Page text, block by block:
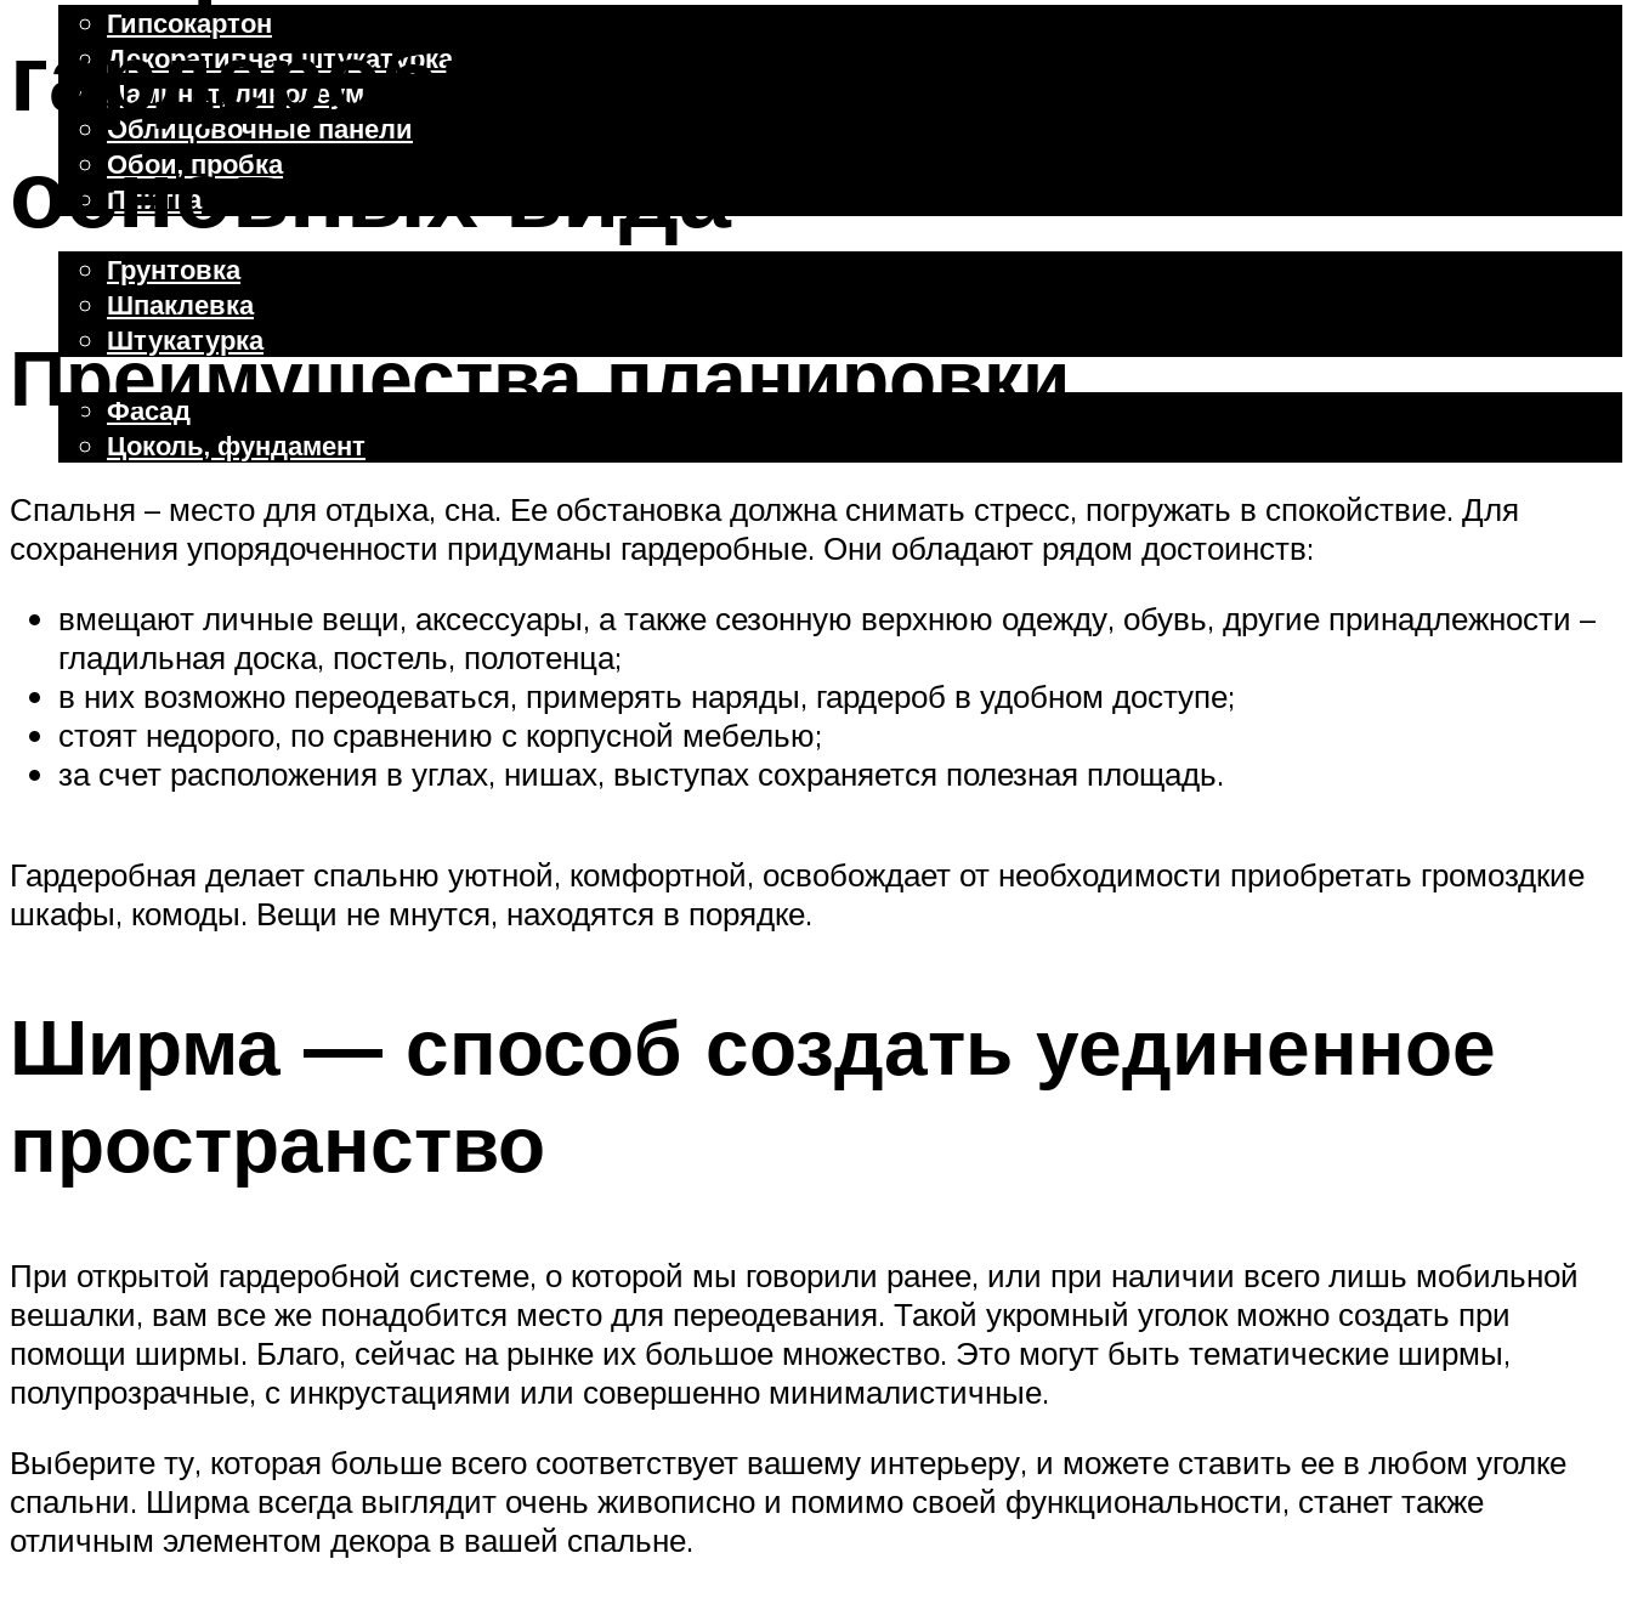
Гипсокартон
Декоративная штукатурка
Ламинат, линолеум
Облицовочные панели
Обои, пробка
Плитка
Отделочные работы
Грунтовка
Шпаклевка
Штукатурка
Внешняя отделка
Фасад
Цоколь, фундамент
Меню
гардеробная в спальне: 3
основных вида
Преимущества планировки
Спальня – место для отдыха, сна. Ее обстановка должна снимать стресс, погружать в спокойствие. Для
сохранения упорядоченности придуманы гардеробные. Они обладают рядом достоинств:
вмещают личные вещи, аксессуары, а также сезонную верхнюю одежду, обувь, другие принадлежности –
гладильная доска, постель, полотенца;
в них возможно переодеваться, примерять наряды, гардероб в удобном доступе;
стоят недорого, по сравнению с корпусной мебелью;
за счет расположения в углах, нишах, выступах сохраняется полезная площадь.
Гардеробная делает спальню уютной, комфортной, освобождает от необходимости приобретать громоздкие
шкафы, комоды. Вещи не мнутся, находятся в порядке.
Ширма — способ создать уединенное
пространство
При открытой гардеробной системе, о которой мы говорили ранее, или при наличии всего лишь мобильной
вешалки, вам все же понадобится место для переодевания. Такой укромный уголок можно создать при
помощи ширмы. Благо, сейчас на рынке их большое множество. Это могут быть тематические ширмы,
полупрозрачные, с инкрустациями или совершенно минималистичные.
Выберите ту, которая больше всего соответствует вашему интерьеру, и можете ставить ее в любом уголке
спальни. Ширма всегда выглядит очень живописно и помимо своей функциональности, станет также
отличным элементом декора в вашей спальне.